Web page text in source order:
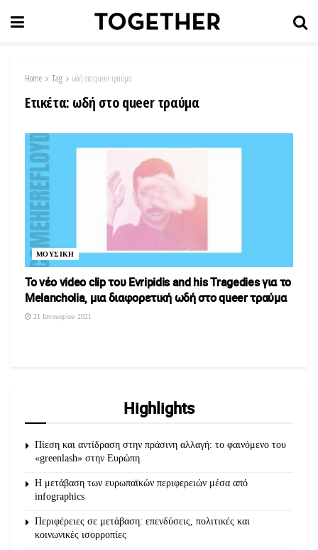
Home Tag ωδή στο queer τραύμα
Ετικέτα: ωδή στο queer τραύμα
ΜΟΥΣΙΚΗ
Το νέο video clip του Evripidis and his Tragedies για το
Melancholia, μια διαφορετική ωδή στο queer τραύμα
21 Ιανουαρίου 2021
Highlights
Πίεση και αντίδραση στην πράσινη αλλαγή: το φαινόμενο του
«greenlash» στην Ευρώπη
Η μετάβαση των ευρωπαϊκών περιφερειών μέσα από
infographics
Περιφέρειες σε μετάβαση: επενδύσεις, πολιτικές και
κοινωνικές ισορροπίες